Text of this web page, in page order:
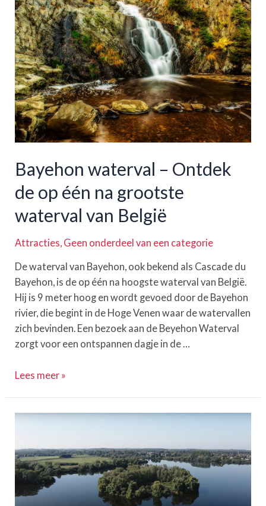
doen
in
Hasselt,
België
Bayehon waterval – Ontdek
de op één na grootste
waterval van België
Attracties, Geen onderdeel van een categorie
De waterval van Bayehon, ook bekend als Cascade du
Bayehon, is de op één na hoogste waterval van België.
Hij is 9 meter hoog en wordt gevoed door de Bayehon
rivier, die begint in de Hoge Venen waar de watervallen
zich bevinden. Een bezoek aan de Beyehon Waterval
zorgt voor een ontspannen dagje in de …
Bayehon
op
één
na
grootste
Lees meer »